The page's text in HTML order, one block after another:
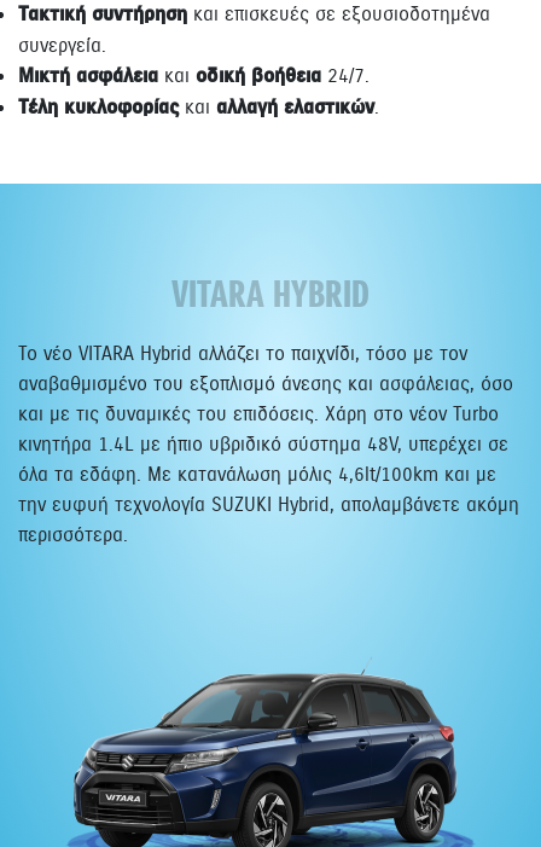
Τακτική συντήρηση και επισκευές σε εξουσιοδοτημένα
συνεργεία.
Μικτή ασφάλεια και οδική βοήθεια 24/7.
Τέλη κυκλοφορίαςκαι αλλαγή ελαστικών.
VITARA HYBRID
Το νέο VITARA Hybrid αλλάζει το παιχνίδι, τόσο με τον
αναβαθμισμένο του εξοπλισμό άνεσης και ασφάλειας, όσο
και με τις δυναμικές του επιδόσεις. Χάρη στο νέον Turbo
κινητήρα 1.4L με ήπιο υβριδικό σύστημα 48V, υπερέχει σε
όλα τα εδάφη. Με κατανάλωση μόλις 4,6lt/100km και με
την ευφυή τεχνολογία SUZUKI Hybrid, απολαμβάνετε ακόμη
περισσότερα.